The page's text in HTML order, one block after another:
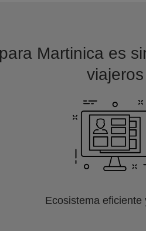
Martinica es
viajeros
Ecosistema eficiente